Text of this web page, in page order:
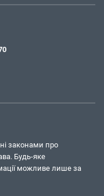
законами про
Будь-яке
можливе лише за